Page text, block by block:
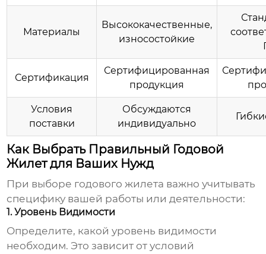
Материалы
Высококачественные,
износостойкие
Сертификация
Сертифицированная
продукция
Условия
поставки
Обсуждаются
индивидуально
Как Выбрать Правильный Годовой
Жилет для Ваших Нужд
При выборе годового жилета важно учитывать
специфику вашей работы или деятельности:
1. Уровень Видимости
Определите, какой уровень видимости
необходим. Это зависит от условий